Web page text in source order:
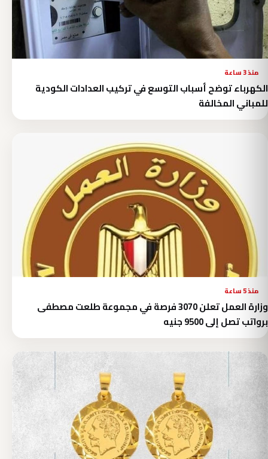
منذ 3 ساعة
الكهرباء توضح أسباب التوسع في تركيب العدادات الكودية
للمباني المخالفة
منذ 5 ساعة
وزارة العمل تعلن 3070 فرصة في مجموعة طلعت مصطفى
برواتب تصل إلى 9500 جنيه